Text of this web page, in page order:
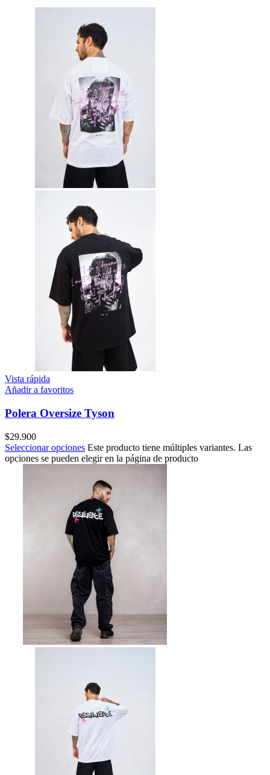
Vista rápida
Añadir a favoritos
Polera Oversize Tyson
$29.900
Seleccionar opciones Este producto tiene múltiples variantes. Las
opciones se pueden elegir en la página de producto